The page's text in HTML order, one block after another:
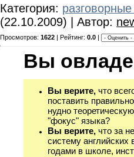
Категория:
(22.10.2009) | Автор:
Просмотров: 1622 | Рейтинг: 0.0
Вы
Вы верите, что
поставить
нудно
"фокус" языка?
Вы верите, что за
систему
годами в школе,